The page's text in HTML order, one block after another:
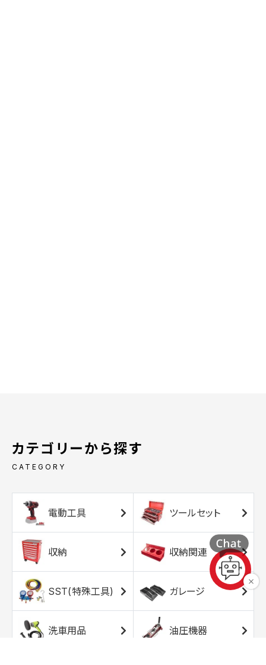
カテゴリーから探す
CATEGORY
電動工具 ツールセット
収納 収納関連
SST(特殊工具) ガレージ
洗車用品 油圧機器